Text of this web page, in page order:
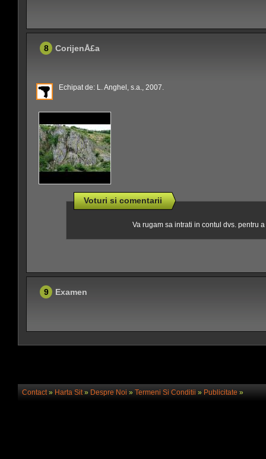
8 CorijenÅ£a
Echipat de: L. Anghel, s.a., 2007.
Voturi si comentarii
Va rugam sa intrati in contul dvs. pentru
9 Examen
Contact» Harta Sit» Despre Noi » Termeni Si Conditii » Publicitate»